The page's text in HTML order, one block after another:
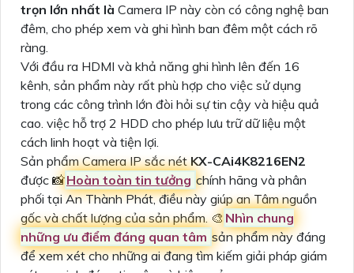
trọn lớn nhất là Camera IP này còn có công nghệ ban
đêm, cho phép xem và ghi hình ban đêm một cách rõ
ràng.
Với đầu ra HDMI và khả năng ghi hình lên đến 16
kênh, sản phẩm này rất phù hợp cho việc sử dụng
trong các công trình lớn đòi hỏi sự tin cậy và hiệu quả
cao. việc hỗ trợ 2 HDD cho phép lưu trữ dữ liệu một
cách linh hoạt và tiện lợi.
Sản phẩm Camera IP sắc nétKX-CAi4K8216EN2
được 📸Hoàn toàn tin tưởng chính hãng và phân
phối tại An Thành Phát, điều này giúp an Tâm nguồn
gốc và chất lượng của sản phẩm. 🎨 Nhìn chung
những ưu điểm đáng quan tâm sản phẩm này đáng
để xem xét cho những ai đang tìm kiếm giải pháp giám